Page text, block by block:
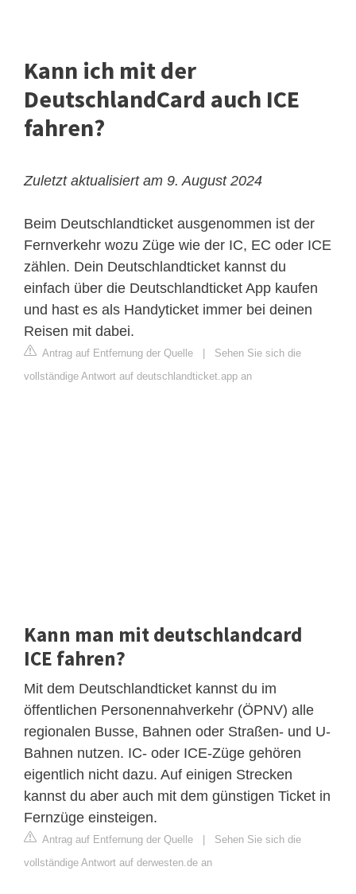
Kann ich mit der
DeutschlandCard auch ICE
fahren?
Zuletzt aktualisiert am 9. August 2024
Beim Deutschlandticket ausgenommen ist der
Fernverkehr wozu Züge wie der IC, EC oder ICE
zählen. Dein Deutschlandticket kannst du
einfach über die Deutschlandticket App kaufen
und hast es als Handyticket immer bei deinen
Reisen mit dabei.
Antrag auf Entfernung der Quelle
Sehen Sie sich die
vollständige Antwort auf deutschlandticket.app an
Kann man mit deutschlandcard
ICE fahren?
Mit dem Deutschlandticket kannst du im
öffentlichen Personennahverkehr (ÖPNV) alle
regionalen Busse, Bahnen oder Straßen- und U-
Bahnen nutzen. IC- oder ICE-Züge gehören
eigentlich nicht dazu. Auf einigen Strecken
kannst du aber auch mit dem günstigen Ticket in
Fernzüge einsteigen.
Antrag auf Entfernung der Quelle
Sehen Sie sich die
vollständige Antwort auf derwesten.de an